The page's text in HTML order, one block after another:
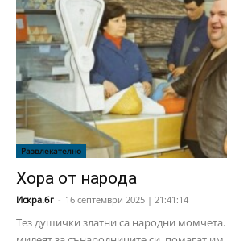
Развлекателно
Хора от народа
Искра.бг - 16 септември 2025 | 21:41:14
Тез душички златни са народни